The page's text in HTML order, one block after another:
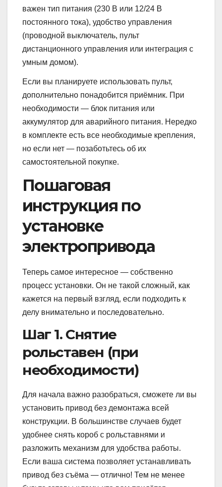
важен тип питания (230 В или 12/24 В
постоянного тока), удобство управления
(проводной выключатель, пульт
дистанционного управления или интеграция с
умным домом).
Если вы планируете использовать пульт,
дополнительно понадобится приёмник. При
необходимости — блок питания или
аккумулятор для аварийного питания. Нередко
в комплекте есть все необходимые крепления,
но если нет — позаботьтесь об их
самостоятельной покупке.
Пошаговая
инструкция по
установке
электропривода
Теперь самое интересное — собственно
процесс установки. Он не такой сложный, как
кажется на первый взгляд, если подходить к
делу внимательно и последовательно.
Шаг 1. Снятие
рольставен (при
необходимости)
Для начала важно разобраться, сможете ли вы
установить привод без демонтажа всей
конструкции. В большинстве случаев будет
удобнее снять короб с рольставнями и
разложить механизм для удобства работы.
Если ваша система позволяет устанавливать
привод без съёма — отлично! Тем не менее